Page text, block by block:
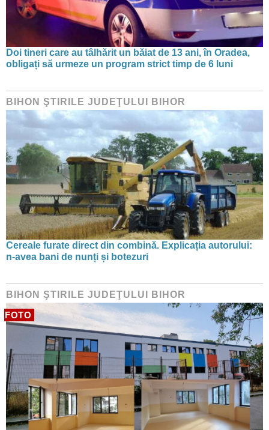
Doi tineri care au tâlhărit un băiat de 13 ani, în Oradea,
obligați să urmeze un program strict timp de 6 luni
BIHON ŞTIRILE JUDEŢULUI BIHOR
Cereale furate direct din combină. Explicația autorului:
n-avea bani de nunți și botezuri
BIHON ŞTIRILE JUDEŢULUI BIHOR
FOTO